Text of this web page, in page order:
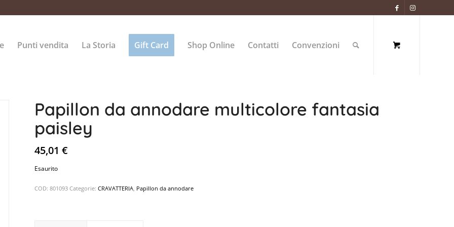
Punti vendita La Storia Gift Card Shop Online Contatti Convenzioni
Papillon da annodare multicolore fantasia
paisley
45,01€
Esaurito
COD:801093 Categorie:CRAVATTERIA, Papillon da annodare